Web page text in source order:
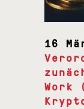
16
Work